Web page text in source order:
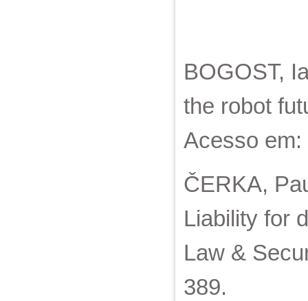
BOGOST,
the robot
Acesso
ČERKA,
Liability for
Law &
389.